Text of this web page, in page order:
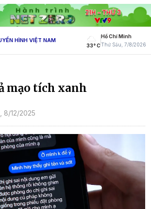
HÌNH VIỆT NAM
33° C
Hồ Chí Minh
Thứ Sáu, 7/8/2026
mạo tích xanh
8/12/2025